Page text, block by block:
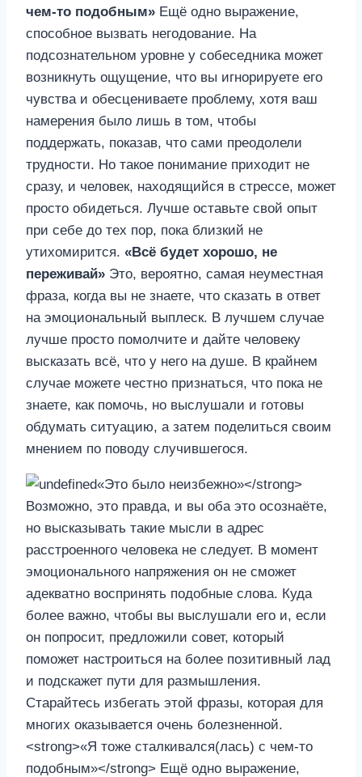
чем-то подобным» Ещё одно выражение,
способное вызвать негодование. На
подсознательном уровне у собеседника может
возникнуть ощущение, что вы игнорируете его
чувства и обесцениваете проблему, хотя ваш
намерения было лишь в том, чтобы
поддержать, показав, что сами преодолели
трудности. Но такое понимание приходит не
сразу, и человек, находящийся в стрессе, может
просто обидеться. Лучше оставьте свой опыт
при себе до тех пор, пока близкий не
утихомирится. «Всё будет хорошо, не
переживай» Это, вероятно, самая неуместная
фраза, когда вы не знаете, что сказать в ответ
на эмоциональный выплеск. В лучшем случае
лучше просто помолчите и дайте человеку
высказать всё, что у него на душе. В крайнем
случае можете честно признаться, что пока не
знаете, как помочь, но выслушали и готовы
обдумать ситуацию, а затем поделиться своим
мнением по поводу случившегося.